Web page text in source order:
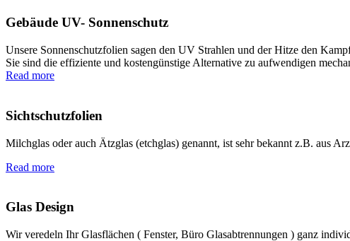
Gebäude UV- Sonnenschutz
Unsere Sonnenschutzfolien sagen den UV Strahlen und der Hitze den
Sie sind die effiziente und kostengünstige Alternative zu aufwendigen
Read more
Sichtschutzfolien
Milchglas oder auch Ätzglas (etchglas) genannt, ist sehr bekannt z.B. aus
Read more
Glas Design
Wir veredeln Ihr Glasflächen ( Fenster, Büro Glasabtrennungen ) ganz